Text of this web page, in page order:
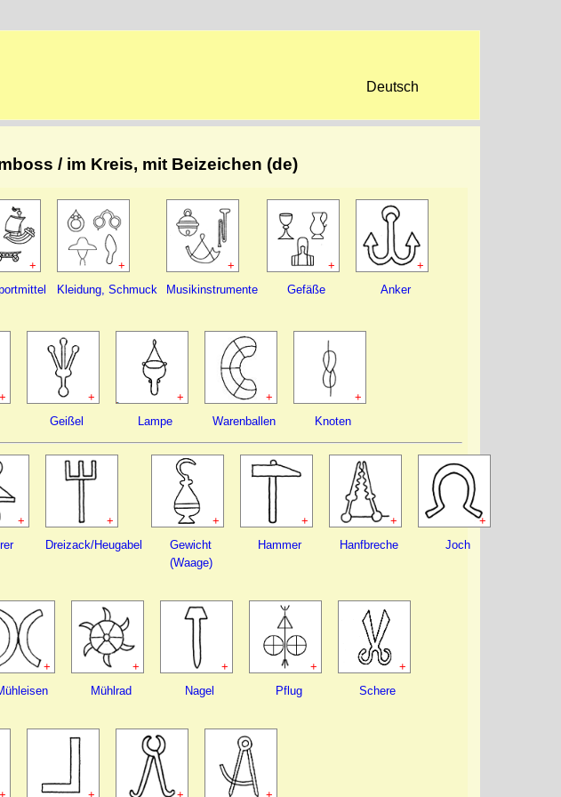
Deutsch
/ im Kreis, mit Beizeichen (de)
+
+
Kleidung, Schmuck
+
Musikinstrumente
+
Gefäße
+
Anker
+
+
Geißel
+
Lampe
+
Warenballen
+
Knoten
+
+
Dreizack/Heugabel
+
Gewicht
(Waage)
+
Hammer
+
Hanfbreche
+
Joch
+
+
Mühlrad
+
Nagel
+
Pflug
+
Schere